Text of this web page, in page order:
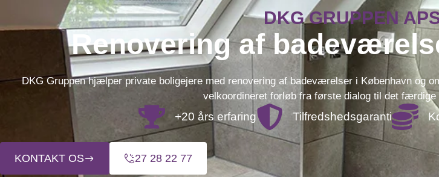
DKG GRUPPEN
Renovering af
DKG Gruppen hjælper private boligejere med renovering af badeværelser i København og
velkoordineret forløb fra første dialog til det
+20 års erfaring Tilfredshedsgaranti
KONTAKT OS 27 28 22 77